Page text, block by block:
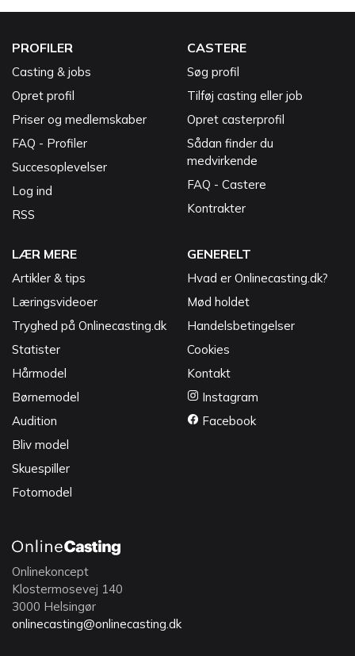
PROFILER
Casting & jobs
Opret profil
Priser og medlemskaber
FAQ - Profiler
Succesoplevelser
Log ind
RSS
CASTERE
Søg profil
Tilføj casting eller job
Opret casterprofil
Sådan finder du
medvirkende
FAQ - Castere
Kontrakter
LÆR MERE
Artikler & tips
Læringsvideoer
Tryghed på Onlinecasting.dk
Statister
Hårmodel
Børnemodel
Audition
Bliv model
Skuespiller
Fotomodel
GENERELT
Hvad er Onlinecasting.dk?
Mød holdet
Handelsbetingelser
Cookies
Kontakt
Instagram
Facebook
Onlinekoncept
Klostermosevej 140
3000 Helsingør
onlinecasting@onlinecasting.dk